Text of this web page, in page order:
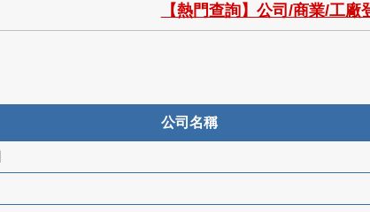
檢
索
【熱門查詢】公司/商業/工廠
公司名稱